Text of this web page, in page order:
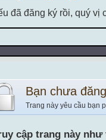
đã đăng ký rồi, quý vị
Bạn chưa
Trang này yêu cầu bạn
cập trang này như